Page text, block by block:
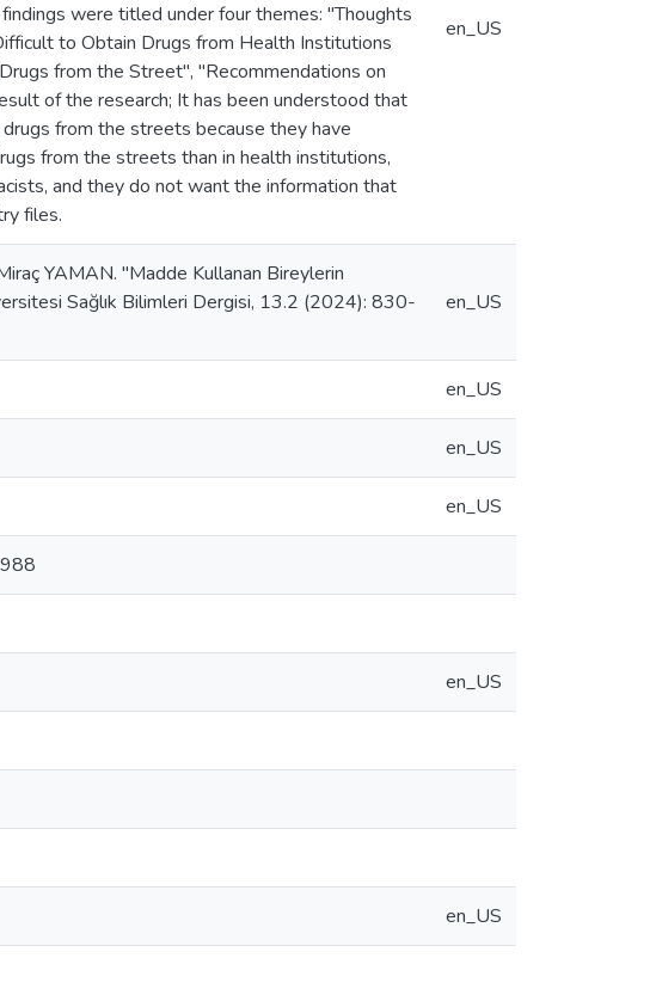
were titled under four themes: "Thoughts
to Obtain Drugs from Health Institutions
from the Street", "Recommendations on
of the research; It has been understood that
from the streets because they have
from the streets than in health institutions,
and they do not want the information that
files.
en_US
YAMAN. "Madde Kullanan Bireylerin
Sağlık Bilimleri Dergisi, 13.2 (2024): 830-
en_US
en_US
en_US
en_US
en_US
en_US